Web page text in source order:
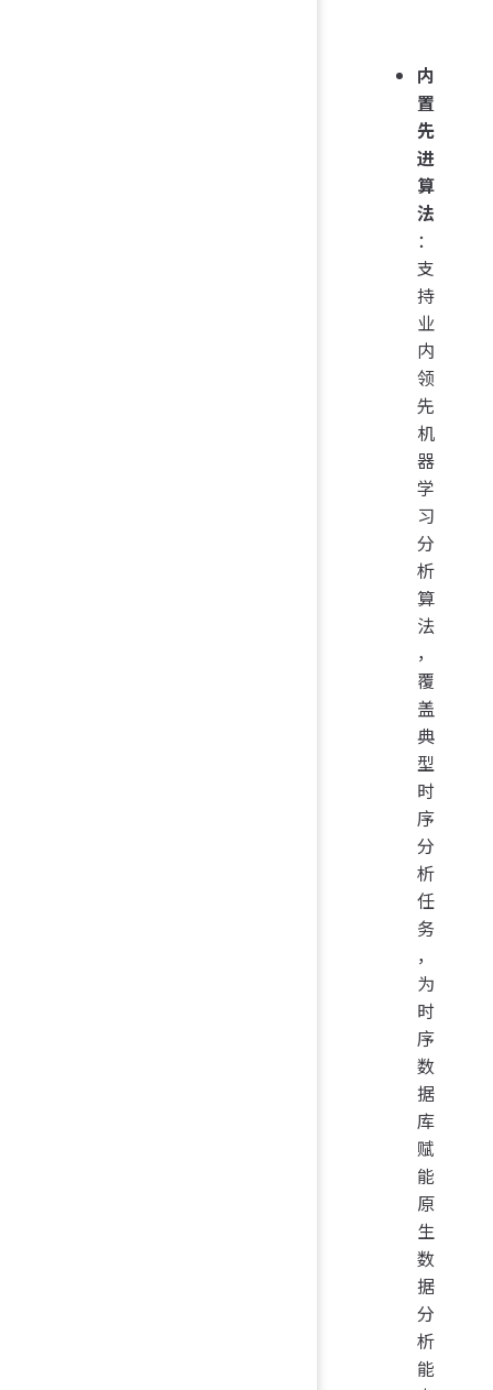
内
置
先
进
算
法
：
支
持
业
内
领
先
机
器
学
习
分
析
算
法
，
覆
盖
典
型
时
序
分
析
任
务
，
为
时
序
数
据
库
赋
能
原
生
数
据
分
析
能